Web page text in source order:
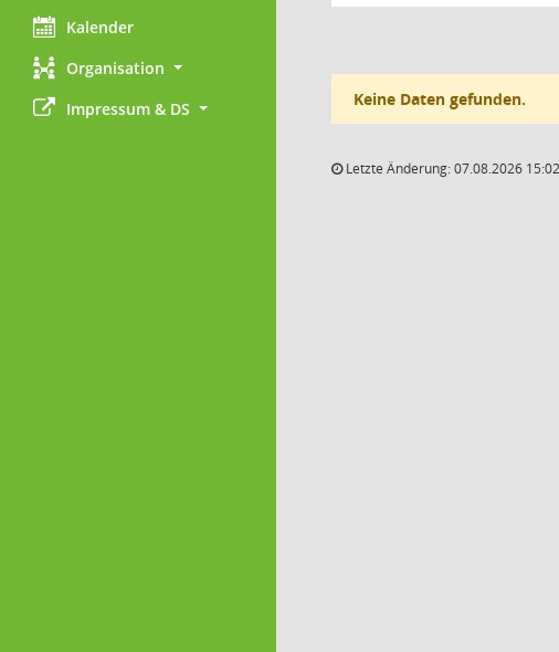
Kalender
Organisation
Impressum & DS
Keine Daten gefunden.
Letzte Änderung: 07.08.2026